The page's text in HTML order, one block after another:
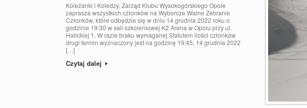
Koleżanki i Koledzy, Zarząd Klubu Wysokogórskiego Opole
zaprasza wszystkich członków na Wyborcze Walne Zebranie
Członków, które odbędzie się w dniu 14 grudnia 2022 roku o
godzinie 19:30 w sali szkoleniowej K2 Arena w Opolu przy ul.
Halickiej 1. W razie braku wymaganej Statutem ilości członków
drugi termin wyznaczony jest na godzinę 19:45, 14 grudnia 2022
[…]
Czytaj dalej